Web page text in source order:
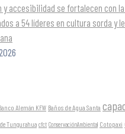
y accesibilidad se fortalecen con
a 54 líderes en cultura sorda y
Alemán KFW Baños de Agua Santa
Tungurahua cfct ConservaciónAmbiental Cotopaxi